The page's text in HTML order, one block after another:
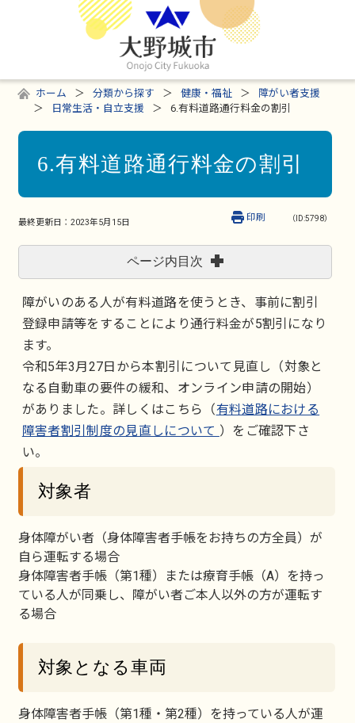
ホーム 分類から探す 健康・福祉
障がい者支援
日常生活・自立支援
6.有料道路通行料金の割引
6.有料道路通行料金の割引
最終更新日： 2023年5月15日 （ID:5798）
印刷
ページ内目次
障がいのある人が有料道路を使うとき、事前に割引
登録申請等をすることにより通行料金が5割引になり
ます。
令和5年3月27日から本割引について見直し（対象と
なる自動車の要件の緩和、オンライン申請の開始）
がありました。詳しくはこちら（ 有料道路における
障害者割引制度の見直しについて ）をご確認下さ
い。
対象者
身体障がい者（身体障害者手帳をお持ちの方全員）が
自ら運転する場合
身体障害者手帳（第1種）または療育手帳（A）を持っ
ている人が同乗し、障がい者ご本人以外の方が運転す
る場合
対象となる車両
身体障害者手帳（第1種・第2種）を持っている人が運